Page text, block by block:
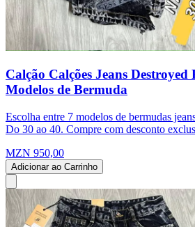
Calção Calções Jeans
Modelos de Bermuda
Escolha entre 7 modelos de bermudas
Do 30 ao 40. Compre com desconto
MZN 950,00
Adicionar ao Carrinho